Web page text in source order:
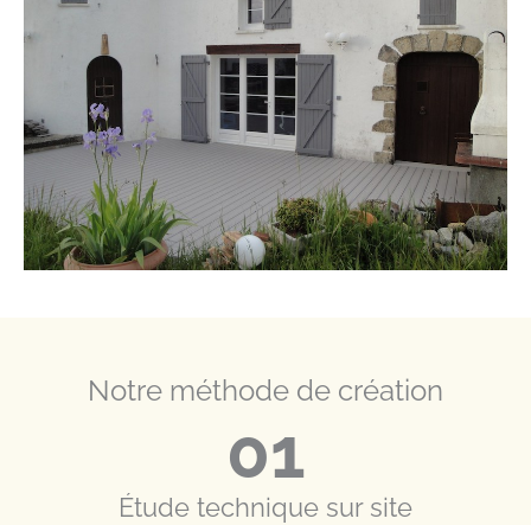
Notre méthode de création
01
Étude technique sur site